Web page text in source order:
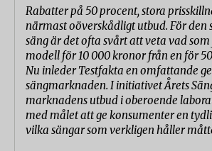
Rabatter på 50 procent, stora
närmast oöverskådligt utbud. För den
säng är det ofta svårt att veta vad
modell för 10 000 kronor från en för
Nu inleder Testfakta en omfattande
sängmarknaden. I initiativet Årets
marknadens utbud i oberoende
med målet att ge konsumenter en
vilka sängar som verkligen håller